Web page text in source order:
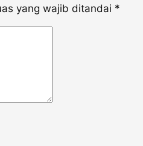
yang wajib ditandai *